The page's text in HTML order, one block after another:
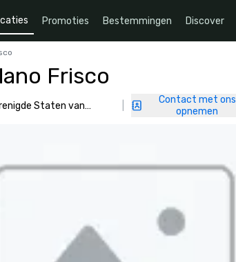
Promoties Bestemmingen Discover
Frisco
Staten van
Contact met ons
opnemen